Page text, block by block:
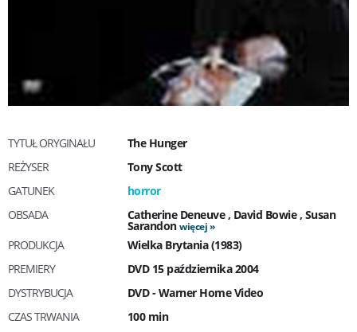
TYTUŁ ORYGINAŁU
The Hunger
REŻYSER
Tony Scott
GATUNEK
horror
OBSADA
Catherine Deneuve, David Bowie, Susan
Sarandon więcej
PRODUKCJA
Wielka Brytania (1983)
PREMIERY
DVD 15 października 2004
DYSTRYBUCJA
DVD - Warner Home Video
CZAS TRWANIA
100 min